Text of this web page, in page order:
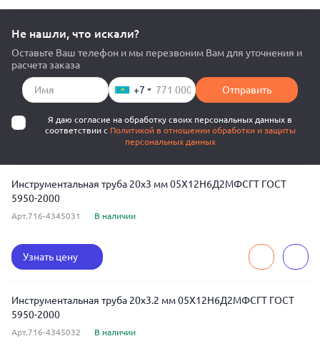
Не нашли, что искали?
Оставьте Ваш телефон и мы перезвоним Вам для уточнения и
расчета заказа
+7 Отправить
Я даю согласие на обработку своих персональных данных в
соответствии с Политикой в отношении обработки и защиты
персональных данных
Инструментальная труба 20x3 мм 05Х12Н6Д2МФСГТ ГОСТ
5950-2000
Арт.716-4345031 В наличии
Узнать цену
Инструментальная труба 20x3.2 мм 05Х12Н6Д2МФСГТ ГОСТ
5950-2000
Арт.716-4345032 В наличии